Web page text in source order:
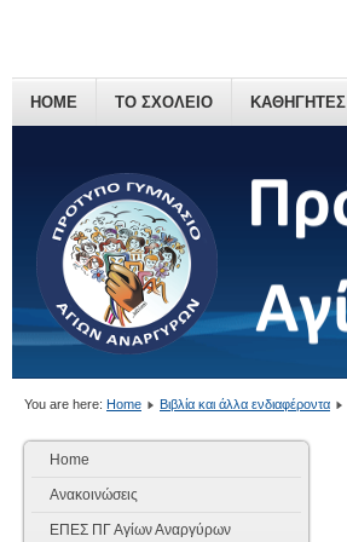
HOME ΤΟ ΣΧΟΛΕΙΟ ΚΑΘΗΓΗΤΕΣ
You are here: Home Βιβλία και άλλα ενδιαφέροντα
Home
Ανακοινώσεις
ΕΠΕΣ ΠΓ Αγίων Αναργύρων